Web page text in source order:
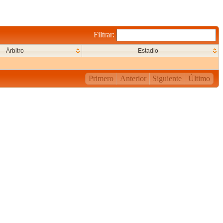
Filtrar:
Árbitro Estadio
Primero Anterior Siguiente Último